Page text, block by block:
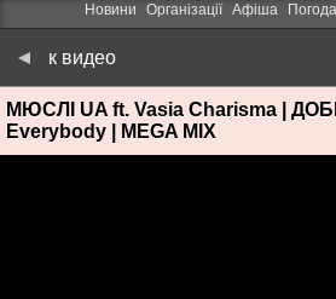
Новини Організації Афіша Погода
к видео
МЮСЛІ UA ft. Vasia Charisma |
Everybody | MEGA MIX